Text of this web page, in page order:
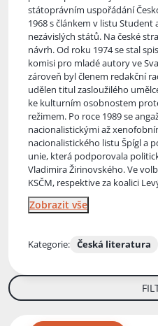
státoprávním uspořádání
1968 s článkem v listu
nezávislých států. Na české
návrh. Od roku 1974 se stal
komisi pro mladé autory ve
zároveň byl členem redakční
udělen titul zasloužilého
ke kulturním osobnostem
režimem. Po roce 1989 se
nacionalistickými až
nacionalistického listu Špígl a
unie, která podporovala
Vladimira Žirinovského. Ve
KSČM, respektive za koalici
Zobrazit vše
Kategorie: Česká literatura